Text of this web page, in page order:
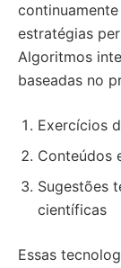
estratégias
Algoritmos
baseadas no
Exercícios
Conteúdos
Sugestões
científicas
Essas